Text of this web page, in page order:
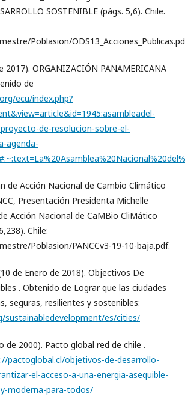
SOSTENIBLE (págs. 5,6). Chile.
Poblasion/
2017). ORGANIZACIÓN PANAMERICANA
de
ecu/index.php?
de-resolucion-sobre-el-
agenda-
de Acción Nacional de Cambio Climático
Presentación Presidenta Michelle
Acción Nacional de CaMBio CliMático
Chile:
Poblasion/PANCCv3-19-10-baja.pdf.
de Enero de 2018). Objectivos De
. Obtenido de Lograr que las ciudades
seguras, resilientes y sostenibles:
sustainabledevelopment/es/cities/
de 2000). Pacto global red de chile .
pactoglobal.cl/objetivos-de-desarrollo-
el-acceso-a-una-energia-asequible-
moderna-para-todos/